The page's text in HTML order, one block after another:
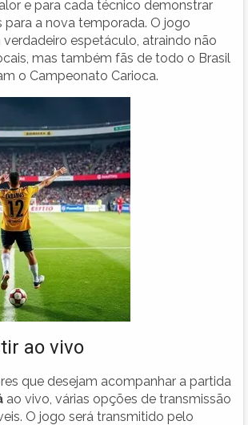
e para cada técnico demonstrar
para a nova temporada. O jogo
espetáculo, atraindo não
mas também fãs de todo o Brasil
o Campeonato Carioca.
ao vivo
que desejam acompanhar a partida
ao vivo, várias opções de transmissão
O jogo será transmitido pelo